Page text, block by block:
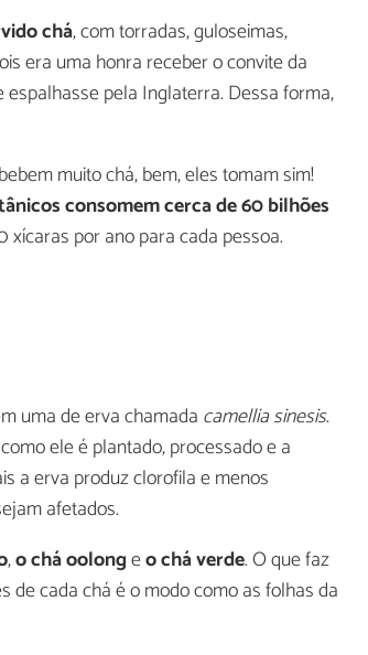
chá, com torradas, guloseimas,
era uma honra receber o convite da
espalhasse pela Inglaterra. Dessa forma,
muito chá, bem, eles tomam sim!
consomem cerca de 60 bilhões
xícaras por ano para cada pessoa.
uma de erva chamadacamellia sinesis.
ele é plantado, processado e a
a erva produz clorofila e menos
afetados.
,o chá oolongeo chá verde. O que faz
de cada chá é o modo como as folhas da